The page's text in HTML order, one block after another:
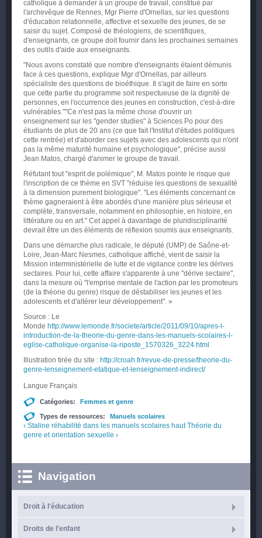
catholique à demander à un groupe de travail, constitué par
l'archevêque de Rennes, Mgr Pierre d'Ornellas, sur les questions
d'éducation relationnelle, affective et sexuelle des jeunes, de se
saisir du sujet. Composé de théologiens, de scientifiques,
d'enseignants, ce groupe doit fournir dans les prochaines semaines
des outils d'aide aux enseignants.
"Nous avons constaté que nombre d'enseignants étaient démunis
face à ces questions, explique Mgr d'Ornellas, par ailleurs
spécialiste des questions de bioéthique. Il s'agit de faire en sorte
que cette partie du programme soit respectueuse de la dignité de
personnes, en l'occurrence des jeunes en construction, c'est-à-dire
vulnérables.""Ce n'est pas la même chose d'ouvrir un
enseignement sur les "gender studies" à Sciences Po pour des
étudiants de plus de 20 ans (ce que fait l'Institut d'études politiques
cette rentrée) et d'aborder ces sujets avec des adolescents qui n'ont
pas la même maturité humaine et psychologique", précise aussi
Jean Matos, chargé d'animer le groupe de travail.
Réfutant tout "esprit de polémique", M. Matos pointe le risque que
l'inscription de ce thème en SVT "réduise les questions de sexualité
à la dimension purement biologique". "Les éléments concernant ce
thème gagneraient à être abordés d'une manière plus sérieuse et
complète, transversale, notamment en philosophie, en histoire, en
littérature ou en art." Cet appel à davantage de pluridisciplinarité
devrait être un des éléments de réflexion soumis aux enseignants.
Dans une démarche plus radicale, le député (UMP) de Saône-et-
Loire, Jean-Marc Nesmes, catholique affiché, vient de saisir la
Mission interministérielle de lutte et de vigilance contre les dérives
sectaires. Pour lui, cette affaire s'apparente à une "dérive sectaire",
dans la mesure où "l'emprise mentale de l'action par les promoteurs
(de la théorie du genre) risque de déstabiliser les jeunes et les
adolescents et d'altérer leur développement". »
Source : Le
Monde http://www.lemonde.fr/societe/article/2011/09/10/apres-l-
introduction-de-la-theorie-du-genre-dans-les-manuels-scolaires-l-
eglise-catholique-organise-la-riposte_1570326_3224.html
Illustration tirée du site : http://croah.fr/revue-de-presse/theorie-du-
genre-lenseignement-etatique-et-lenseignement-indirect/
Langue Français
Catégories: Femmes et genre
Types de ressources: Manuels scolaires
‹ Staline réhabilité dans les manuels scolaires haut Théorie du
genre et orientation sexuelle ›
Navigation
Droit à l'éducation
Droits de l'enfant